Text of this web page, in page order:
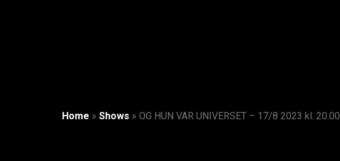
Home » Shows » OG HUN VAR UNIVERSET – 17/8 2023 kl. 20.00